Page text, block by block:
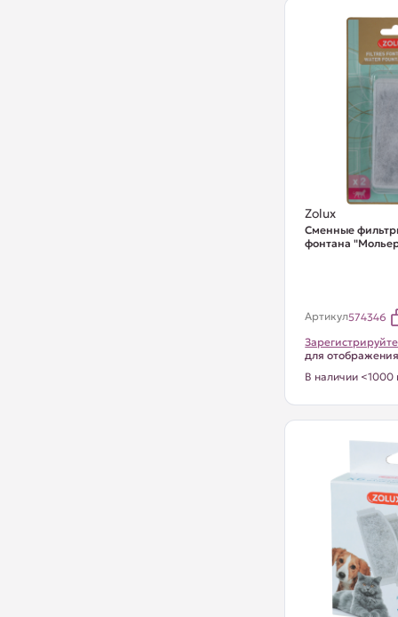
Zolux
Сменные
фонтана
Артикул574346
для
В наличии <1000